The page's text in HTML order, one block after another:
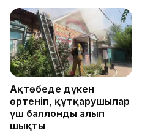
Ақтөбеде дүкен
өртеніп, құтқарушылар
үш баллонды алып
шықты